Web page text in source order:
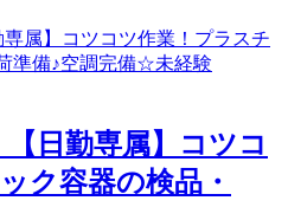
【日勤専属】コツコ
ク容器の検品・